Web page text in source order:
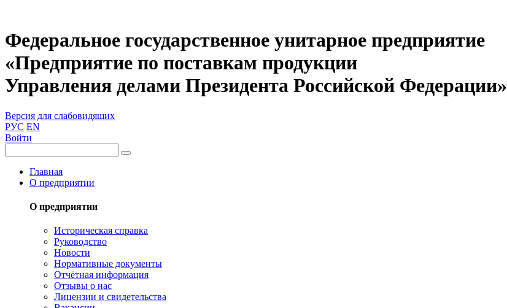
Федеральное государственное унитарное предприятие
«Предприятие по поставкам продукции
Управления делами Президента Российской Федерации»
Версия для слабовидящих
РУС EN
Войти
Главная
О предприятии
О предприятии
Историческая справка
Руководство
Новости
Нормативные документы
Отчётная информация
Отзывы о нас
Лицензии и свидетельства